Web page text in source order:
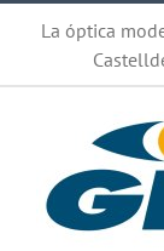
La óptica